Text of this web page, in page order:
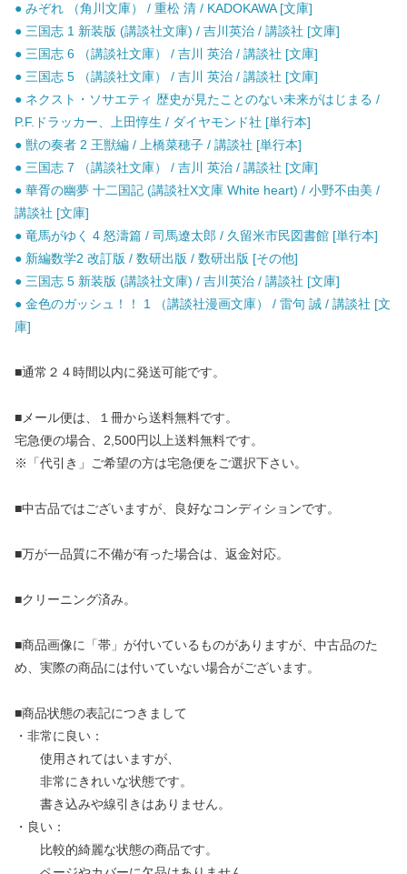
● みぞれ （角川文庫） / 重松 清 / KADOKAWA [文庫]
● 三国志 1 新装版 (講談社文庫) / 吉川英治 / 講談社 [文庫]
● 三国志 6 （講談社文庫） / 吉川 英治 / 講談社 [文庫]
● 三国志 5 （講談社文庫） / 吉川 英治 / 講談社 [文庫]
● ネクスト・ソサエティ 歴史が見たことのない未来がはじまる /
P.F.ドラッカー、上田惇生 / ダイヤモンド社 [単行本]
● 獣の奏者 2 王獣編 / 上橋菜穂子 / 講談社 [単行本]
● 三国志 7 （講談社文庫） / 吉川 英治 / 講談社 [文庫]
● 華胥の幽夢 十二国記 (講談社X文庫 White heart) / 小野不由美 /
講談社 [文庫]
● 竜馬がゆく 4 怒濤篇 / 司馬遼太郎 / 久留米市民図書館 [単行本]
● 新編数学2 改訂版 / 数研出版 / 数研出版 [その他]
● 三国志 5 新装版 (講談社文庫) / 吉川英治 / 講談社 [文庫]
● 金色のガッシュ！！ 1 （講談社漫画文庫） / 雷句 誠 / 講談社 [文
庫]
■通常２４時間以内に発送可能です。
■メール便は、１冊から送料無料です。
宅急便の場合、2,500円以上送料無料です。
※「代引き」ご希望の方は宅急便をご選択下さい。
■中古品ではございますが、良好なコンディションです。
■万が一品質に不備が有った場合は、返金対応。
■クリーニング済み。
■商品画像に「帯」が付いているものがありますが、中古品のた
め、実際の商品には付いていない場合がございます。
■商品状態の表記につきまして
・非常に良い：
使用されてはいますが、
非常にきれいな状態です。
書き込みや線引きはありません。
・良い：
比較的綺麗な状態の商品です。